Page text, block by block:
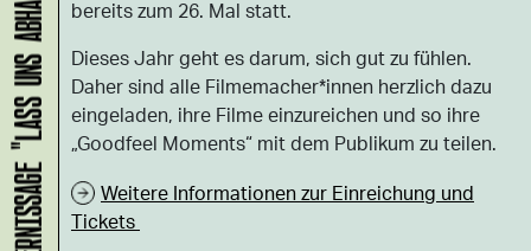
bereits zum 26. Mal statt.
Dieses Jahr geht es darum, sich gut zu fühlen.
Daher sind alle Filmemacher*innen herzlich dazu
eingeladen, ihre Filme einzureichen und so ihre
„Goodfeel Moments“ mit dem Publikum zu teilen.
Weitere Informationen zur Einreichung und
Tickets